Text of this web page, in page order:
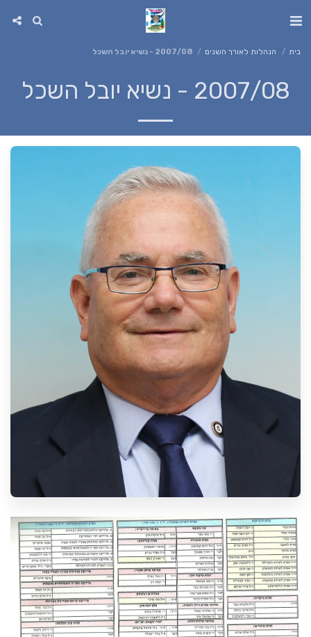
בית הנהלות לאורך השנים 2007/08 - נשיא יובל השכל
2007/08 - נשיא יובל השכל